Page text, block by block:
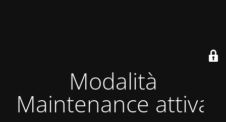
Modalità
Maintenance attiva